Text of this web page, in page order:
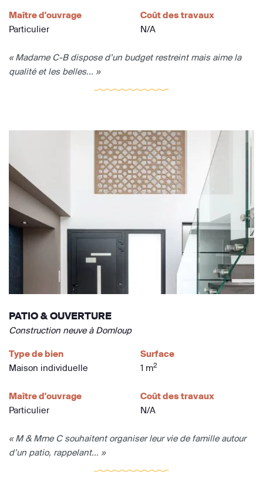
Maître d'ouvrage
Particulier
Coût des travaux
N/A
« Madame C-B dispose d’un budget restreint mais aime la
qualité et les belles... »
PATIO & OUVERTURE
Construction neuve à Domloup
Type de bien
Maison individuelle
Surface
1 m2
Maître d'ouvrage
Particulier
Coût des travaux
N/A
« M & Mme C souhaitent organiser leur vie de famille autour
d’un patio, rappelant... »